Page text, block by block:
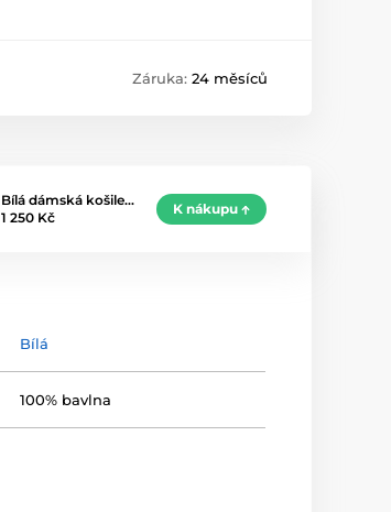
Záruka: 24 měsíců
Bílá dámská košile…
1 250 Kč
K nákupu
Bílá
100% bavlna